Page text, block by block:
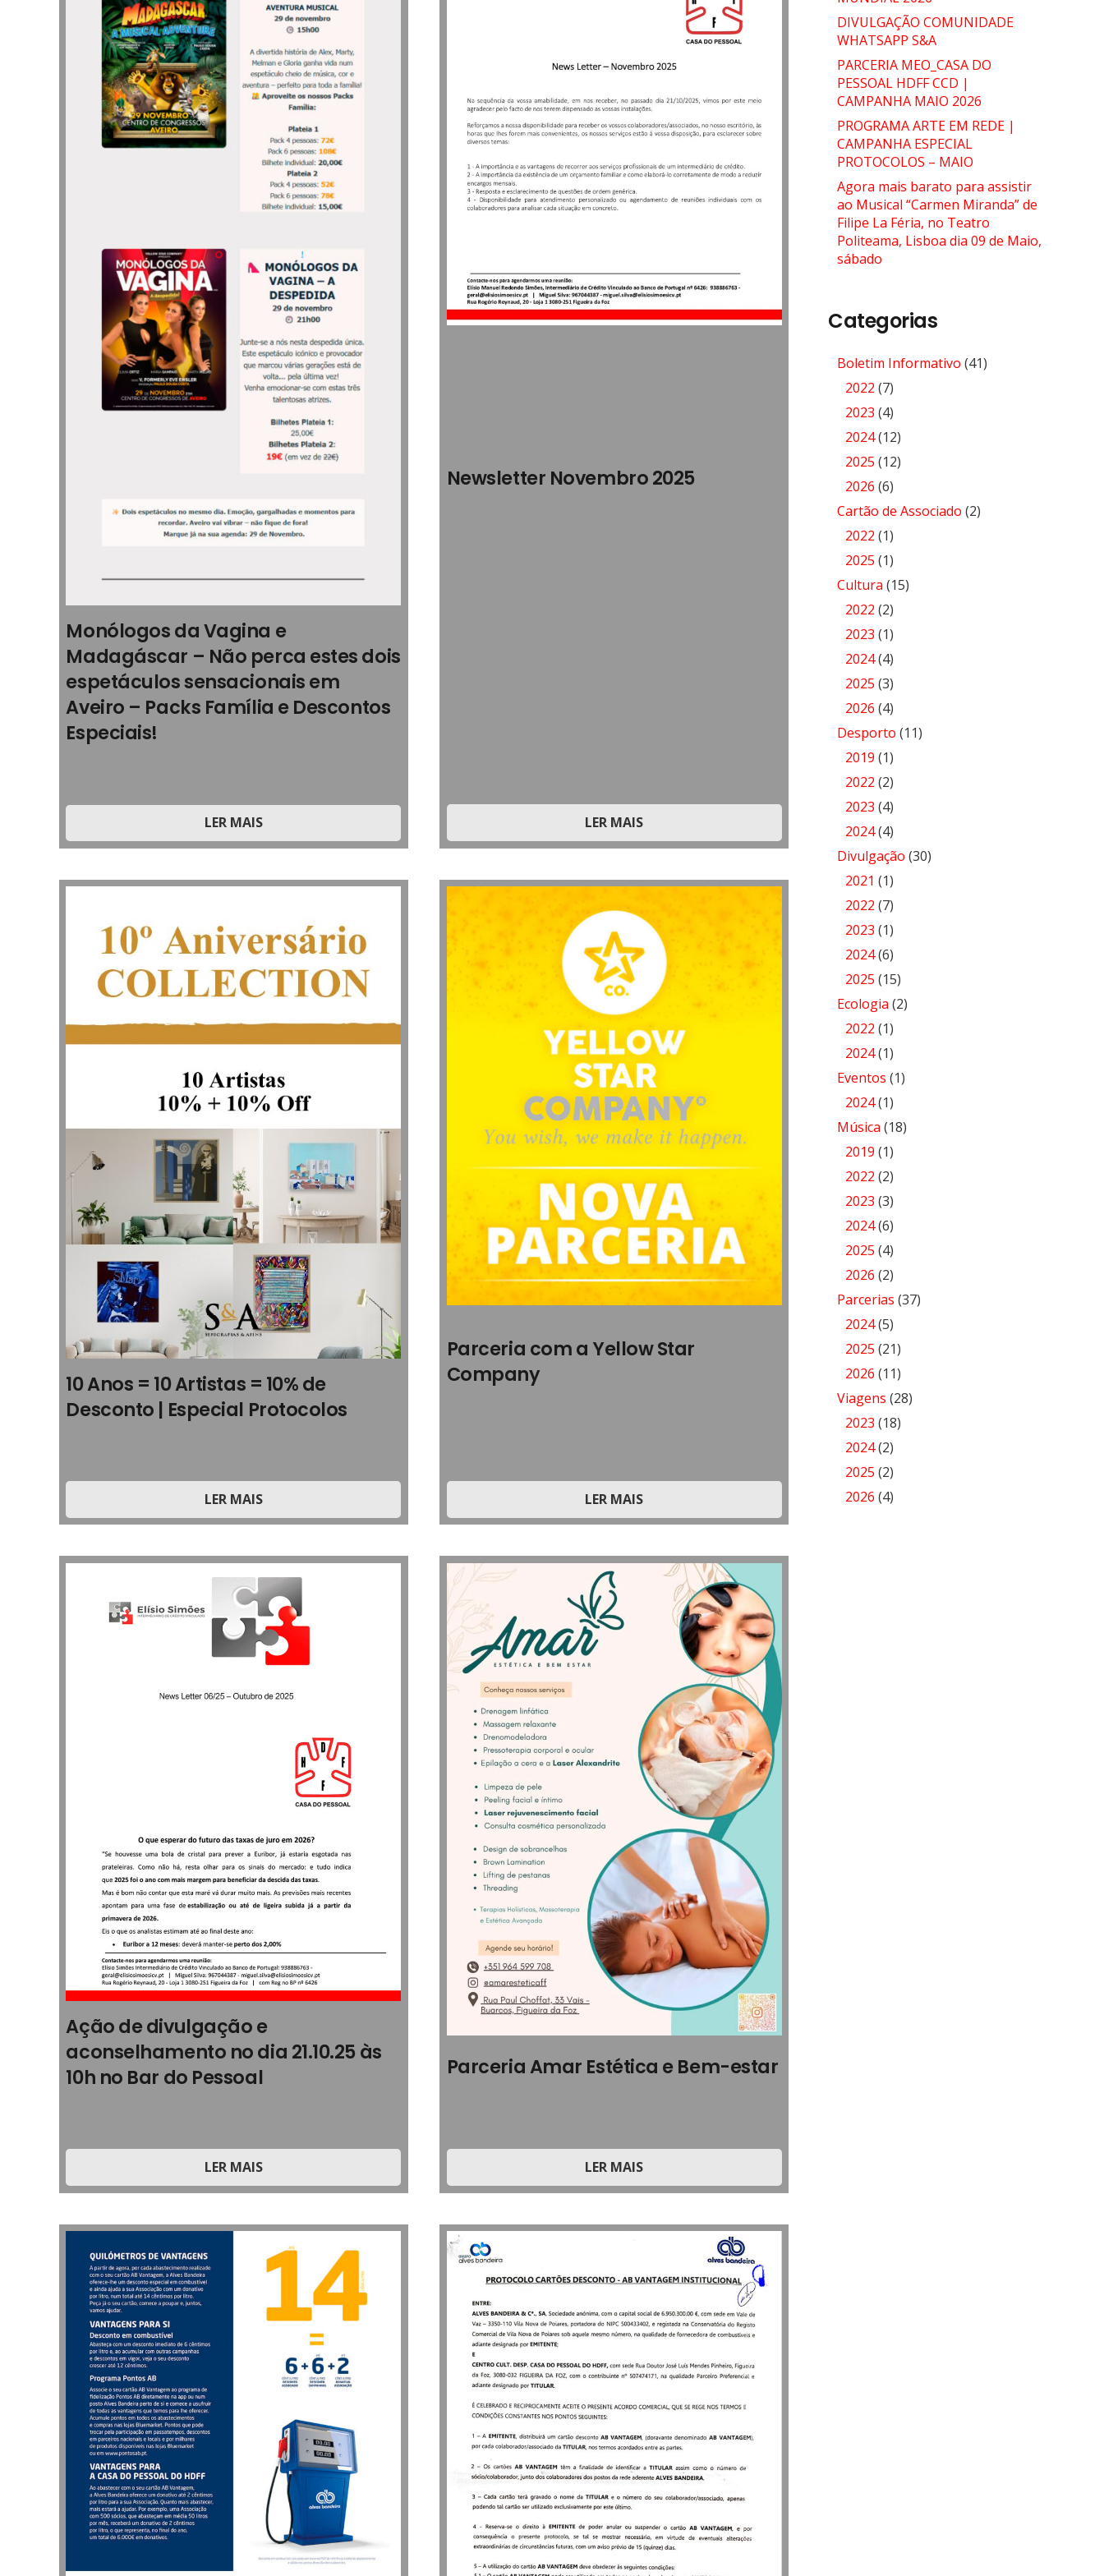
Monólogos da Vagina e
Madagáscar – Não perca estes dois
espetáculos sensacionais em
Aveiro – Packs Família e Descontos
Especiais!
LER MAIS
Newsletter Novembro 2025
LER MAIS
10 Anos = 10 Artistas = 10% de
Desconto | Especial Protocolos
LER MAIS
Parceria com a Yellow Star
Company
LER MAIS
Ação de divulgação e
aconselhamento no dia 21.10.25 às
10h no Bar do Pessoal
LER MAIS
Parceria Amar Estética e Bem-estar
LER MAIS
DIVULGAÇÃO COMUNIDADE
WHATSAPP S&A
PARCERIA MEO_CASA DO
PESSOAL HDFF CCD |
CAMPANHA MAIO 2026
PROGRAMA ARTE EM REDE |
CAMPANHA ESPECIAL
PROTOCOLOS – MAIO
Agora mais barato para assistir
ao Musical “Carmen Miranda” de
Filipe La Féria, no Teatro
Politeama, Lisboa dia 09 de Maio,
sábado
Categorias
Boletim Informativo (41)
2022 (7)
2023 (4)
2024(12)
2025 (12)
2026 (6)
Cartão de Associado (2)
2022 (1)
2025 (1)
Cultura (15)
2022 (2)
2023 (1)
2024(4)
2025 (3)
2026 (4)
Desporto (11)
2019 (1)
2022 (2)
2023 (4)
2024(4)
Divulgação (30)
2021 (1)
2022 (7)
2023 (1)
2024(6)
2025 (15)
Ecologia (2)
2022 (1)
2024(1)
Eventos (1)
2024(1)
Música (18)
2019 (1)
2022 (2)
2023 (3)
2024(6)
2025 (4)
2026 (2)
Parcerias (37)
2024(5)
2025 (21)
2026 (11)
Viagens (28)
2023 (18)
2024(2)
2025 (2)
2026 (4)